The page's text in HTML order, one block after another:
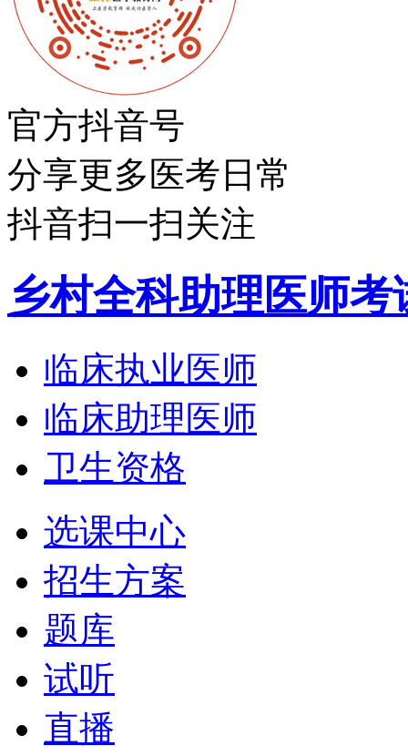
官方抖音号
分享更多医考日常
抖音扫一扫关注
乡村全科助理医师考
临床执业医师
临床助理医师
卫生资格
选课中心
招生方案
题库
试听
直播